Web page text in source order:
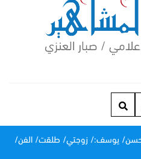
حسن/ يوسف:/ زوجتي/ طلقت/ الفن/